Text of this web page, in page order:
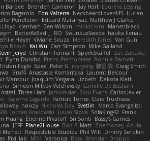
Barbee Brenden Cameron Jay Hart Lourens Lessing
Bagarolo Eon Valterra NeckbeardLover445 Lucian
Pendleton Eduard Marsinyac Matthew J Clarke
Lloyd clenhart Ben Wilson minkis kim
Manenblack
BetterAsBad _ RO SwunkusSwede hauke lienau
Høyer Viviane Souza Meredith Jones Van Gun
Roach Kai Wu Carr Simpson Mike Galland
Jeryd Christian Tennant SporkSkaffel
Zac Zabawa
Flynn Duniho Pietro Piemontese Ronnie Barnett
Tristan Fogle Spec Peter G rayryeng 鸝瑩 魏 Craig Smith
Bruf4 Anastasia Komaritska Laurent Belcour
Mansour Joaquim Vergara Lizbeth Dakota Klatt
Simeon Milkov Velchevsky Camille De Bastiani
Three Hats Jamonidas Soul Evans Carlos Javier
Salomé Lagarde Patricio Torres Clara Truchsess
nøixzy Nicholas Day Svetlin
Marco Evangelisti
Jordan Krakowski Juuso Sipilä SofaKing42 Frank
Huang Étienne Pikatoff Sri Sonti Bassy's Games
JEFF Plane2House Bob F Matt Zoemoney Azula
Merrett Respectable Studios Phil Wilt Dmitry Sorokin
Pixi_lab MD1 Veronica Rory Brendan Droppo